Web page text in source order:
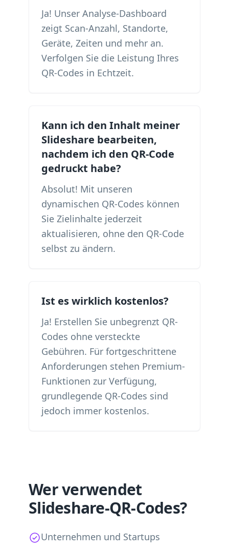
Ja! Unser Analyse-Dashboard
zeigt Scan-Anzahl, Standorte,
Geräte, Zeiten und mehr an.
Verfolgen Sie die Leistung Ihres
QR-Codes in Echtzeit.
Kann ich den Inhalt meiner
Slideshare bearbeiten,
nachdem ich den QR-Code
gedruckt habe?
Absolut! Mit unseren
dynamischen QR-Codes können
Sie Zielinhalte jederzeit
aktualisieren, ohne den QR-Code
selbst zu ändern.
Ist es wirklich kostenlos?
Ja! Erstellen Sie unbegrenzt QR-
Codes ohne versteckte
Gebühren. Für fortgeschrittene
Anforderungen stehen Premium-
Funktionen zur Verfügung,
grundlegende QR-Codes sind
jedoch immer kostenlos.
Wer verwendet
Slideshare-QR-Codes?
Unternehmen und Startups